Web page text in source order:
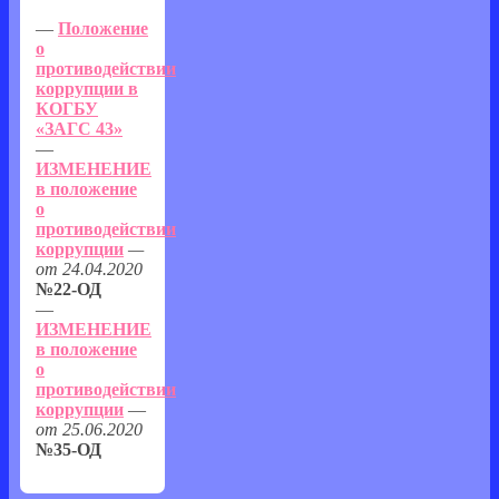
— Положение
о
противодействии
коррупции в
КОГБУ
«ЗАГС 43»
—
ИЗМЕНЕНИЕ
в положение
о
противодействии
коррупции —
от 24.04.2020
№22-ОД
—
ИЗМЕНЕНИЕ
в положение
о
противодействии
коррупции —
от 25.06.2020
№35-ОД